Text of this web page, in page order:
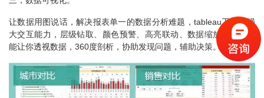
让数据用图说话，解决报表单一的数据分析难题，tableau工具有强
大交互能力，层级钻取、颜色预警、高亮联动、数据缩放等多项功
能让你透视数据，360度剖析，协助发现问题，辅助决策。